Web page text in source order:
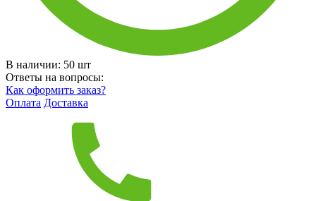
В наличии: 50 шт
Ответы на вопросы:
Как оформить заказ?
Оплата Доставка